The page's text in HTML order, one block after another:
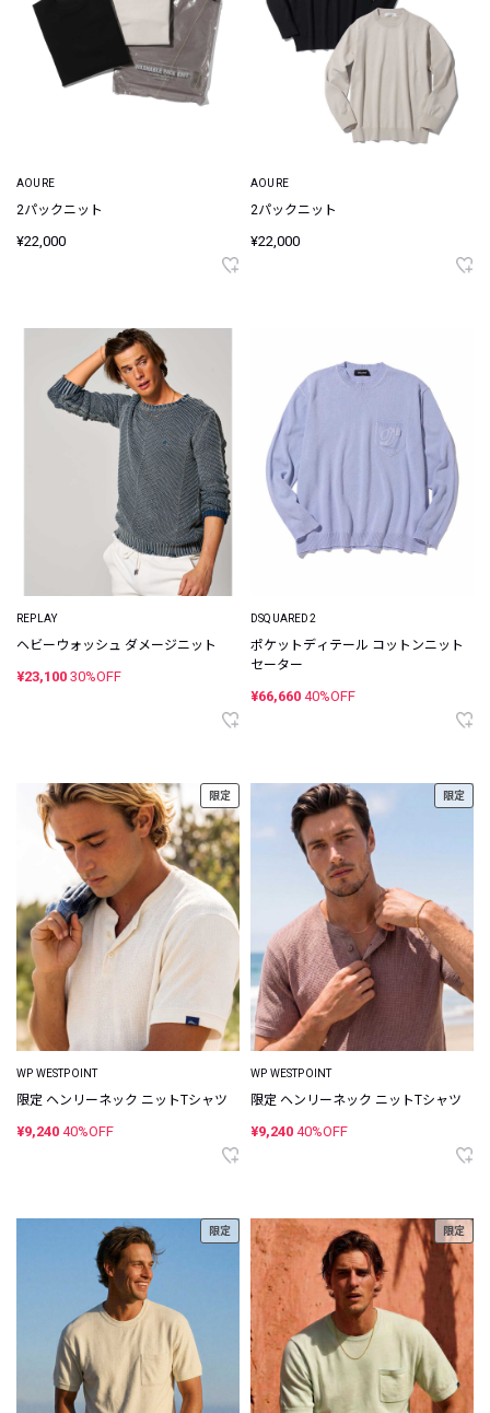
AOURE
2パックニット
¥22,000
AOURE
2パックニット
¥22,000
REPLAY
ヘビーウォッシュ ダメージニット
¥23,100 30%OFF
DSQUARED2
ポケットディテール コットンニット
セーター
¥66,660 40%OFF
限定
WP WESTPOINT
限定 ヘンリーネック ニットTシャツ
¥9,240 40%OFF
限定
WP WESTPOINT
限定 ヘンリーネック ニットTシャツ
¥9,240 40%OFF
限定 限定